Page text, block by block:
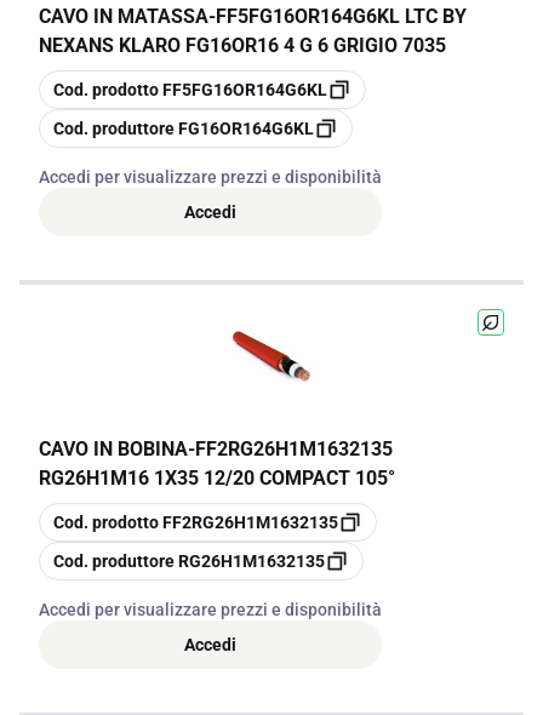
CAVO IN MATASSA-FF5FG16OR164G6KL LTC BY
NEXANS KLARO FG16OR16 4 G 6 GRIGIO 7035
copia
Cod. prodottoFF5FG16OR164G6KL
copia
Cod. produttoreFG16OR164G6KL
Accedi per visualizzare prezzi e disponibilità
Accedi
CAVO IN BOBINA-FF2RG26H1M1632135
RG26H1M16 1X35 12/20 COMPACT 105°
copia
Cod. prodottoFF2RG26H1M1632135
copia
Cod. produttoreRG26H1M1632135
Accedi per visualizzare prezzi e disponibilità
Accedi